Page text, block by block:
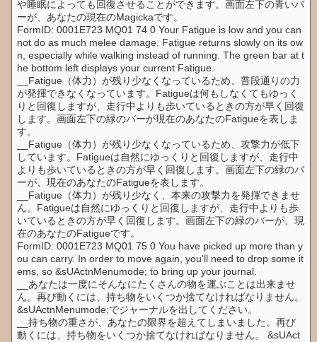
や睡眠によっても回復させることができます。画面左下の青いバ
ーが、あなたの現在のMagickaです。
FormID: 0001E723 MQ01 74 0 Your Fatigue is low and you can
not do as much melee damage. Fatigue returns slowly on its ow
n, especially while walking instead of running. The green bar at t
he bottom left displays your current Fatigue.
__Fatigue（体力）が残り少なくなっているため、普段通りの力
が発揮できなくなっています。Fatigueは何もしなくてもゆっく
りと回復しますが、走行中よりも歩いているときの方が早く回復
します。画面左下の緑のバーが現在のあなたのFatigueを表しま
す。
__Fatigue（体力）が残り少なくなっているため、攻撃力が低下
しています。Fatigueは自然にゆっくりと回復しますが、走行中
よりも歩いているときの方が早く回復します。画面左下の緑のバ
ーが、現在のあなたのFatigueを表します。
__Fatigue（体力）が残り少なく、本来の攻撃力を発揮できませ
ん。Fatigueは自然にゆっくりと回復しますが、走行中よりも歩
いているときの方が早く回復します。画面左下の緑のバーが、現
在のあなたのFatigueです。
FormID: 0001E723 MQ01 75 0 You have picked up more than y
ou can carry. In order to move again, you'll need to drop some it
ems, so &sUActnMenumode; to bring up your journal.
__あなたは一度にそんなにたくさんの物を運ぶことは出来ませ
ん。再び動くには、持ち物をいくつか捨てなければなりません。
&sUActnMenumode;でジャーナルを出してください。
__持ち物の重さが、あなたの限界を超えてしまいました。再び
動くには、持ち物をいくつか捨てなければなりません。 &sUAct